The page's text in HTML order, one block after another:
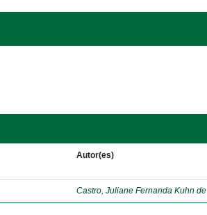
Autor(es)
Castro, Juliane Fernanda Kuhn de